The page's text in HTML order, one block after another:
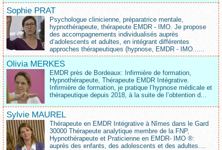
Sophie PRAT
Psychologue clinicienne, préparatrice mentale,
hypnothérapeute, thérapeute EMDR - IMO. Je propose
des accompagnements individualisés auprès
d‘adolescents et adultes, en intégrant différentes
approches thérapeutiques (hypnose, EMDR - IMO......
Olivia MERKES
EMDR près de Bordeaux: Infirmière de formation,
Hypnothérapeute, Thérapeute EMDR Intégrative.
Infirmière de formation, je pratique l’hypnose médicale et
thérapeutique depuis 2018, à la suite de l’obtention d...
Sylvie MAUREL
Thérapeute en EMDR Intégrative à Nîmes dans le Gard
30000 Thérapeute analytique membre de la FNP,
Hypnothérapeute et Praticienne en EMDR- IMO ®:
auprès des enfants, des adolescents et des adultes....